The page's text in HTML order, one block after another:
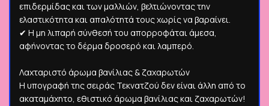
επιδερμίδας και των μαλλιών, βελτιώνοντας την
ελαστικότητα και απαλότητά τους χωρίς να βαραίνει.
✔ Η μη λιπαρή σύνθεσή του απορροφάται άμεσα,
αφήνοντας το δέρμα δροσερό και λαμπερό.
Λαχταριστό άρωμα βανίλιας & ζαχαρωτών
Η υπογραφή της σειράς Τεκνατζού δεν είναι άλλη από το
ακαταμάχητο, εθιστικό άρωμα βανίλιας και ζαχαρωτών!